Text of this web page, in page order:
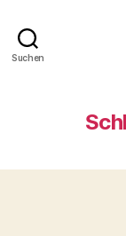
Suchen